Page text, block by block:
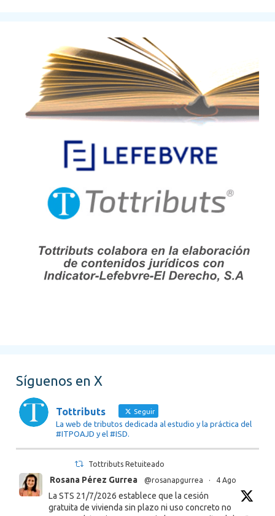
Síguenos en X
Tottributs Seguir
La web de tributos dedicada al estudio y la práctica del
#ITPOAJD y el #ISD.
Tottributs Retuiteado
Rosana Pérez Gurrea @rosanapgurrea · 4 Ago
La STS 21/7/2026 establece que la cesión
gratuita de vivienda sin plazo ni uso concreto no